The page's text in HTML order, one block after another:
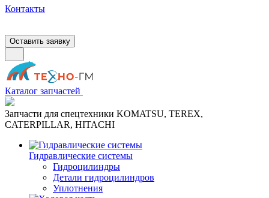
Контакты
Оставить заявку
Каталог запчастей
Запчасти для спецтехники KOMATSU, TEREX,
CATERPILLAR, HITACHI
Гидравлические системы
Гидроцилиндры
Детали гидроцилиндров
Уплотнения